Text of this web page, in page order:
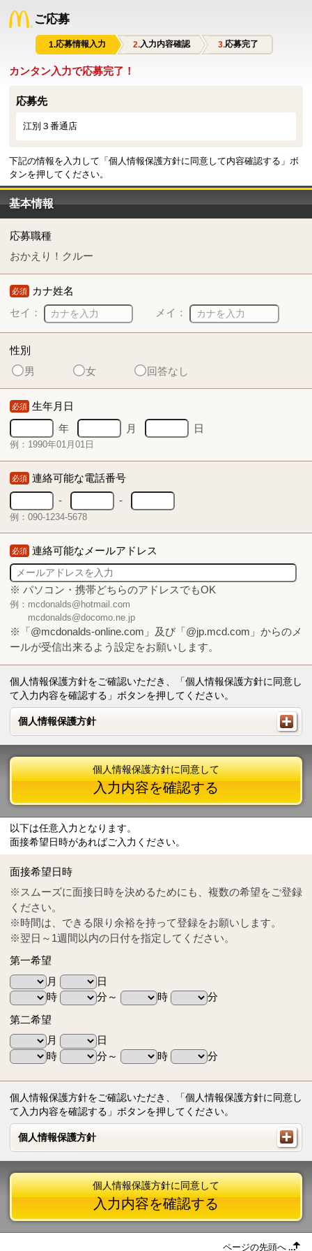
ご応募
応募情報入力 入力内容確認 応募完了
カンタン入力で応募完了！
応募先
江別３番通店
下記の情報を入力して「個人情報保護方針に同意して内容確認する」ボ
タンを押してください。
基本情報
応募職種
おかえり！クルー
必須 カナ姓名
セイ：
メイ：
性別
男
女 回答なし
必須 生年月日
年
月 日
例：1990年01月01日
必須 連絡可能な電話番号
-
-
例：090-1234-5678
必須 連絡可能なメールアドレス
※ パソコン・携帯どちらのアドレスでもOK
例：mcdonalds@hotmail.com
mcdonalds@docomo.ne.jp
※「@mcdonalds-online.com」及び「@jp.mcd.com」からのメ
ールが受信出来るよう設定をお願いします。
個人情報保護方針をご確認いただき、「個人情報保護方針に同意し
て入力内容を確認する」ボタンを押してください。
個人情報保護方針
個人情報保護方針
Tel
0570-55-0314
個人情報保護方針に同意して
入力内容を確認する
以下は任意入力となります。
面接希望日時があればご入力ください。
面接希望日時
※スムーズに面接日時を決めるためにも、複数の希望をご登録
ください。
※時間は、できる限り余裕を持って登録をお願いします。
※翌日～1週間以内の日付を指定してください。
第一希望
月
日
時
分～ 時
分
第二希望
月
日
時
分～ 時 分
個人情報保護方針をご確認いただき、「個人情報保護方針に同意し
て入力内容を確認する」ボタンを押してください。
個人情報保護方針
個人情報保護方針
個人情報保護方針に同意して
入力内容を確認する
ページの先頭へ